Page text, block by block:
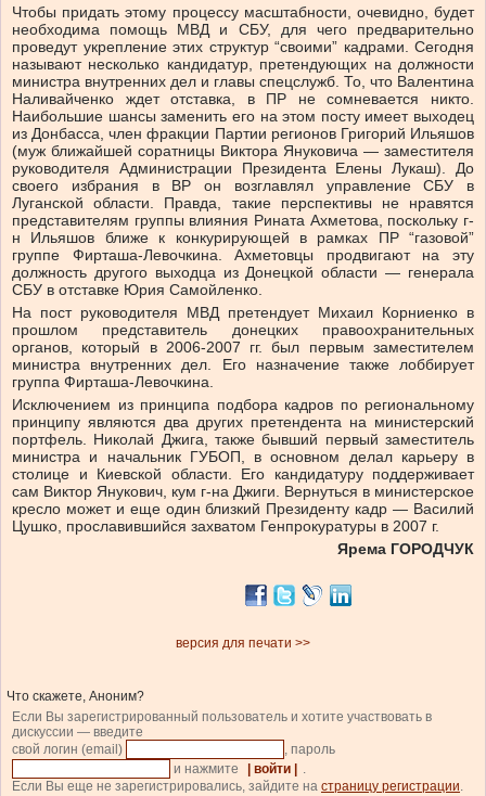
Чтобы придать этому процессу масштабности, очевидно, будет
необходима помощь МВД и СБУ, для чего предварительно
проведут укрепление этих структур “своими” кадрами. Сегодня
называют несколько кандидатур, претендующих на должности
министра внутренних дел и главы спецслужб. То, что Валентина
Наливайченко ждет отставка, в ПР не сомневается никто.
Наибольшие шансы заменить его на этом посту имеет выходец
из Донбасса, член фракции Партии регионов Григорий Ильяшов
(муж ближайшей соратницы Виктора Януковича — заместителя
руководителя Администрации Президента Елены Лукаш). До
своего избрания в ВР он возглавлял управление СБУ в
Луганской области. Правда, такие перспективы не нравятся
представителям группы влияния Рината Ахметова, поскольку г-
н Ильяшов ближе к конкурирующей в рамках ПР “газовой”
группе Фирташа-Левочкина. Ахметовцы продвигают на эту
должность другого выходца из Донецкой области — генерала
СБУ в отставке Юрия Самойленко.
На пост руководителя МВД претендует Михаил Корниенко в
прошлом представитель донецких правоохранительных
органов, который в 2006-2007 гг. был первым заместителем
министра внутренних дел. Его назначение также лоббирует
группа Фирташа-Левочкина.
Исключением из принципа подбора кадров по региональному
принципу являются два других претендента на министерский
портфель. Николай Джига, также бывший первый заместитель
министра и начальник ГУБОП, в основном делал карьеру в
столице и Киевской области. Его кандидатуру поддерживает
сам Виктор Янукович, кум г-на Джиги. Вернуться в министерское
кресло может и еще один близкий Президенту кадр — Василий
Цушко, прославившийся захватом Генпрокуратуры в 2007 г.
Ярема ГОРОДЧУК
версия для печати >>
Что скажете, Аноним?
Если Вы зарегистрированный пользователь и хотите участвовать в
дискуссии — введите
свой логин (email)
, пароль
и нажмите
| войти |
.
Если Вы еще не зарегистрировались, зайдите на страницу регистрации.